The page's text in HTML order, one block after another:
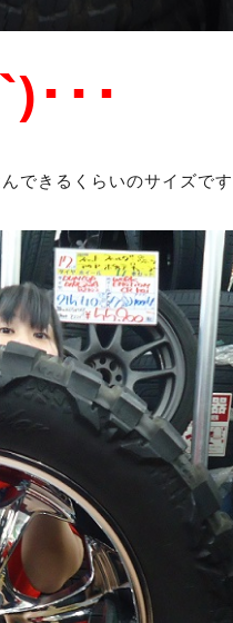
･･･
できるくらいのサイズです